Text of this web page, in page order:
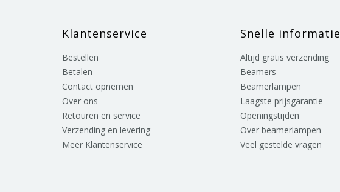
Klantenservice
Bestellen
Betalen
Contact opnemen
Over ons
Retouren en service
Verzending en levering
Meer Klantenservice
Snelle informatie
Altijd gratis verzending
Beamers
Beamerlampen
Laagste prijsgarantie
Openingstijden
Over beamerlampen
Veel gestelde vragen